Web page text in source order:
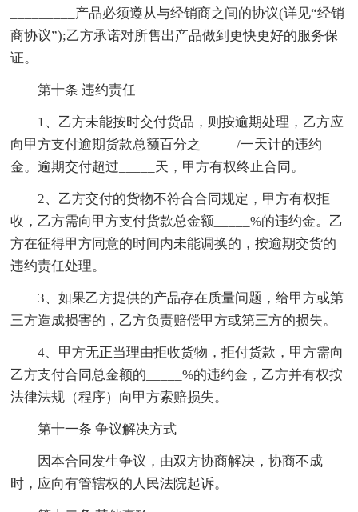
_________产品必须遵从与经销商之间的协议(详见“经销
商协议”);乙方承诺对所售出产品做到更快更好的服务保
证。
第十条 违约责任
1、乙方未能按时交付货品，则按逾期处理，乙方应
向甲方支付逾期货款总额百分之_____/一天计的违约
金。逾期交付超过_____天，甲方有权终止合同。
2、乙方交付的货物不符合合同规定，甲方有权拒
收，乙方需向甲方支付货款总金额_____%的违约金。乙
方在征得甲方同意的时间内未能调换的，按逾期交货的
违约责任处理。
3、如果乙方提供的产品存在质量问题，给甲方或第
三方造成损害的，乙方负责赔偿甲方或第三方的损失。
4、甲方无正当理由拒收货物，拒付货款，甲方需向
乙方支付合同总金额的_____%的违约金，乙方并有权按
法律法规（程序）向甲方索赔损失。
第十一条 争议解决方式
因本合同发生争议，由双方协商解决，协商不成
时，应向有管辖权的人民法院起诉。